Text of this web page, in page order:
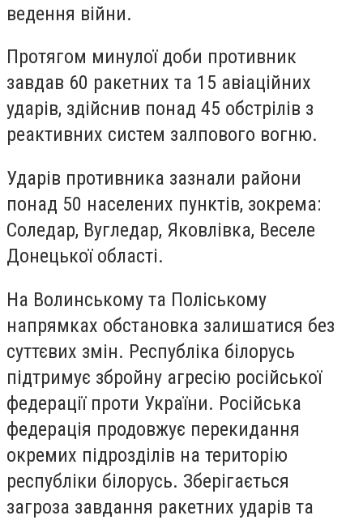
ведення війни.
Протягом минулої доби противник
завдав 60 ракетних та 15 авіаційних
ударів, здійснив понад 45 обстрілів з
реактивних систем залпового вогню.
Ударів противника зазнали райони
понад 50 населених пунктів, зокрема:
Соледар, Вугледар, Яковлівка, Веселе
Донецької області.
На Волинському та Поліському
напрямках обстановка залишатися без
суттєвих змін. Республіка білорусь
підтримує збройну агресію російської
федерації проти України. Російська
федерація продовжує перекидання
окремих підрозділів на територію
республіки білорусь. Зберігається
загроза завдання ракетних ударів та